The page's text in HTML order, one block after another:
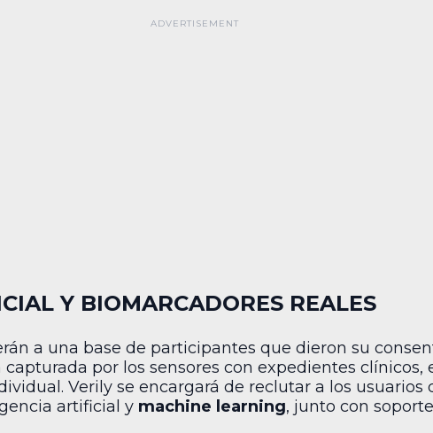
Y BIOMARCADORES REALES
a una base de participantes que dieron su
por los sensores con expedientes clínicos,
Verily se encargará de reclutar a los usuarios
artificial y machine learning, junto con